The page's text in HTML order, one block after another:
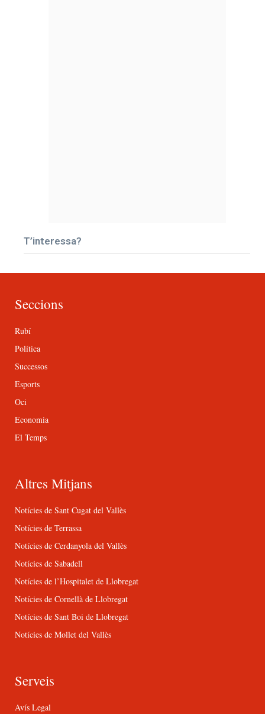
T’interessa?
Seccions
Rubí
Política
Successos
Esports
Oci
Economia
El Temps
Altres Mitjans
Notícies de Sant Cugat del Vallès
Notícies de Terrassa
Notícies de Cerdanyola del Vallès
Notícies de Sabadell
Notícies de l’Hospitalet de Llobregat
Notícies de Cornellà de Llobregat
Notícies de Sant Boi de Llobregat
Notícies de Mollet del Vallès
Serveis
Avís Legal